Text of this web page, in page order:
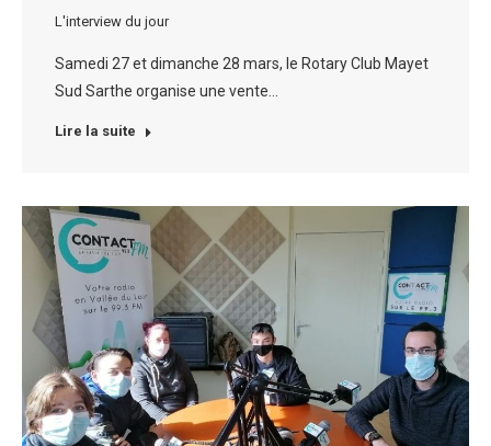
L'interview du jour
Samedi 27 et dimanche 28 mars, le Rotary Club Mayet
Sud Sarthe organise une vente…
Lire la suite